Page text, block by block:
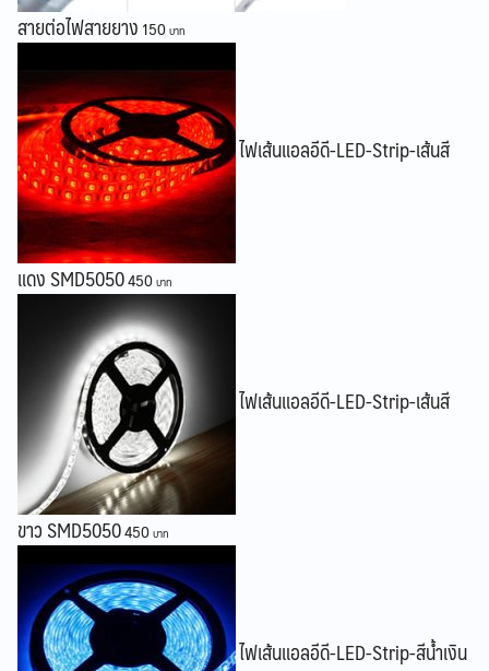
Search
สายต่อไฟสายยาง 150
ไฟเส้นแอลอีดี-LED-Strip-เส้นสี
แดง SMD5050450
ไฟเส้นแอลอีดี-LED-Strip-เส้นสี
ขาว SMD5050450
ไฟเส้นแอลอีดี-LED-Strip-สีน้ำเงิน